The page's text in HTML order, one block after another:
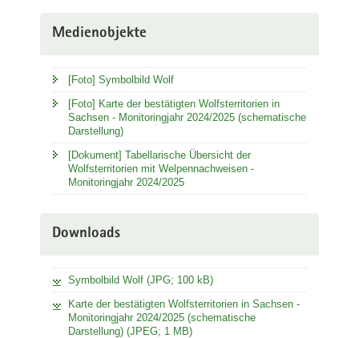
Medienobjekte
[Foto] Symbolbild Wolf
[Foto] Karte der bestätigten Wolfsterritorien in
Sachsen - Monitoringjahr 2024/2025 (schematische
Darstellung)
[Dokument] Tabellarische Übersicht der
Wolfsterritorien mit Welpennachweisen -
Monitoringjahr 2024/2025
Downloads
Symbolbild Wolf (JPG; 100 kB)
Karte der bestätigten Wolfsterritorien in Sachsen -
Monitoringjahr 2024/2025 (schematische
Darstellung) (JPEG; 1 MB)